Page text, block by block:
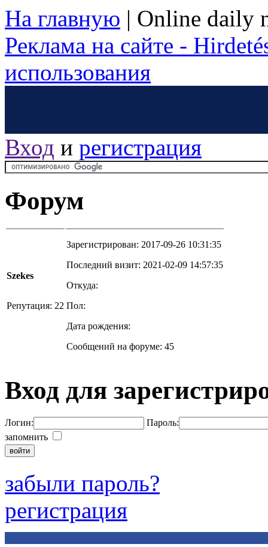
На главную | Online daily
Реклама на сайте -
использования
Вход и регистрация
Форум
Szekes
Репутация: 22
Зарегистрирован: 2017-09-26 10:31:35
Последний визит: 2021-02-09 14:57:35
Откуда:
Пол:
Дата рождения:
Сообщений на форуме: 45
Вход для
Логин:
Пароль:
запомнить
забыли пароль?
регистрация